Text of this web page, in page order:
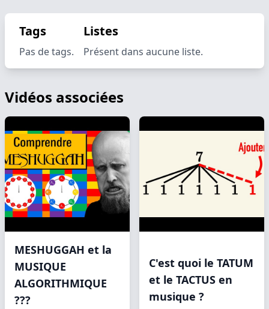
Tags
Pas de tags.
Listes
Présent dans aucune liste.
Vidéos associées
MESHUGGAH et la
MUSIQUE
ALGORITHMIQUE
???
C'est quoi le TATUM
et le TACTUS en
musique ?